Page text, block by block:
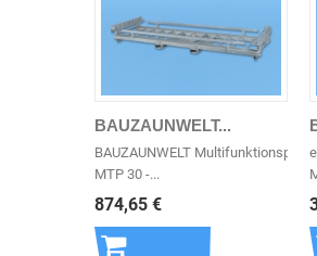
BAUZAUNWELT...
BAUZAUNWELT
MTP 30 -...
874,65 €